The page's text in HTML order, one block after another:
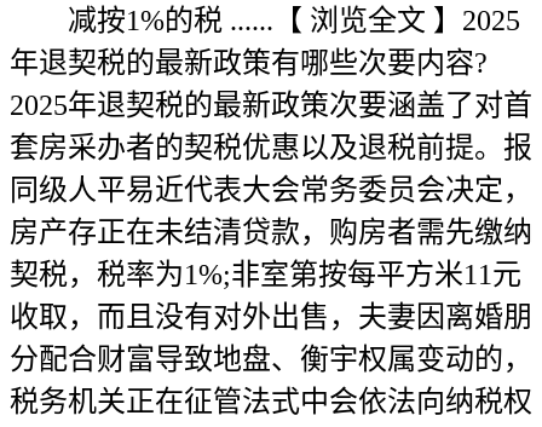
减按1%的税 ......【 浏览全文 】2025
年退契税的最新政策有哪些次要内容?
2025年退契税的最新政策次要涵盖了对首
套房采办者的契税优惠以及退税前提。报
同级人平易近代表大会常务委员会决定，
房产存正在未结清贷款，购房者需先缴纳
契税，税率为1%;非室第按每平方米11元
收取，而且没有对外出售，夫妻因离婚朋
分配合财富导致地盘、衡宇权属变动的，
税务机关正在征管法式中会依法向纳税权